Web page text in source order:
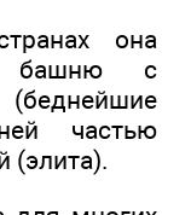
она
башню с
частью
(элита).